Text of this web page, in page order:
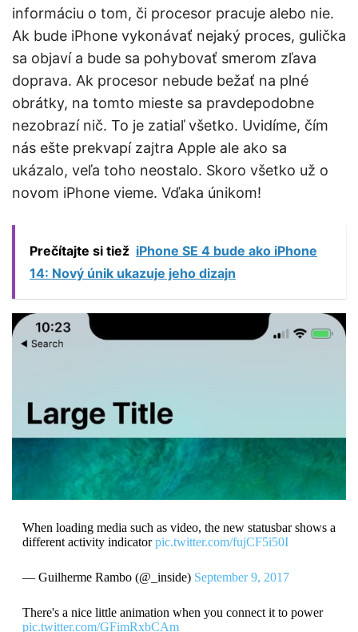
informáciu o tom, či procesor pracuje alebo nie.
Ak bude iPhone vykonávať nejaký proces, gulička
sa objaví a bude sa pohybovať smerom zľava
doprava. Ak procesor nebude bežať na plné
obrátky, na tomto mieste sa pravdepodobne
nezobrazí nič. To je zatiaľ všetko. Uvidíme, čím
nás ešte prekvapí zajtra Apple ale ako sa
ukázalo, veľa toho neostalo. Skoro všetko už o
novom iPhone vieme. Vďaka únikom!
Prečítajte si tiež iPhone SE 4 bude ako iPhone
14: Nový únik ukazuje jeho dizajn
When loading media such as video, the new statusbar shows a
different activity indicatorpic.twitter.com/fujCF5i50I
— Guilherme Rambo (@_inside) September 9, 2017
There's a nice little animation when you connect it to power
pic.twitter.com/GFimRxbCAm